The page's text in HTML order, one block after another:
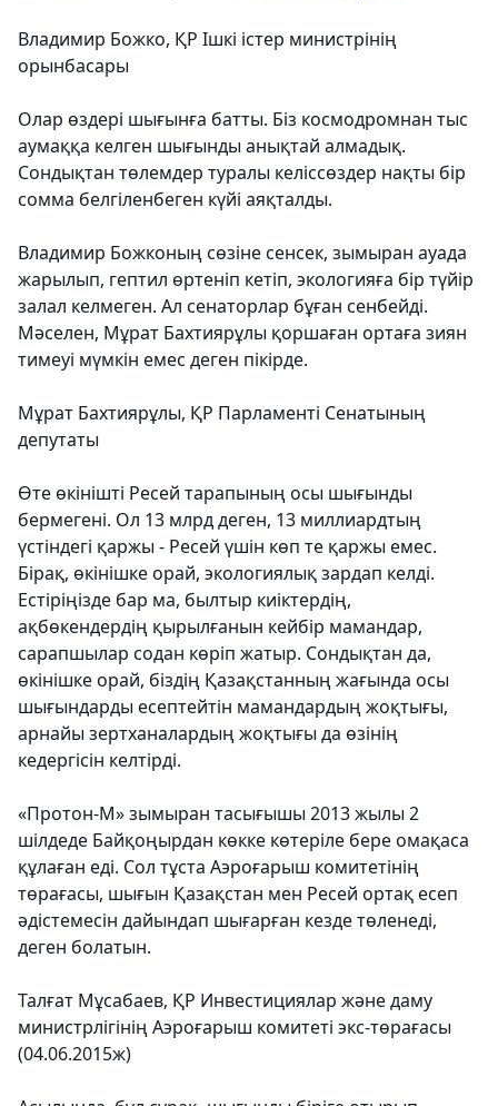
Владимир Божко, ҚР Ішкі істер министрінің
орынбасары
Олар өздері шығынға батты. Біз космодромнан тыс
аумаққа келген шығынды анықтай алмадық.
Сондықтан төлемдер туралы келіссөздер нақты бір
сомма белгіленбеген күйі аяқталды.
Владимир Божконың сөзіне сенсек, зымыран ауада
жарылып, гептил өртеніп кетіп, экологияға бір түйір
залал келмеген. Ал сенаторлар бұған сенбейді.
Мәселен, Мұрат Бахтиярұлы қоршаған ортаға зиян
тимеуі мүмкін емес деген пікірде.
Мұрат Бахтиярұлы, ҚР Парламенті Сенатының
депутаты
Өте өкінішті Ресей тарапының осы шығынды
бермегені. Ол 13 млрд деген, 13 миллиардтың
үстіндегі қаржы - Ресей үшін көп те қаржы емес.
Бірақ, өкінішке орай, экологиялық зардап келді.
Естіріңізде бар ма, былтыр киіктердің,
ақбөкендердің қырылғанын кейбір мамандар,
сарапшылар содан көріп жатыр. Сондықтан да,
өкінішке орай, біздің Қазақстанның жағында осы
шығындарды есептейтін мамандардың жоқтығы,
арнайы зертханалардың жоқтығы да өзінің
кедергісін келтірді.
«Протон-М» зымыран тасығышы 2013 жылы 2
шілдеде Байқоңырдан көкке көтеріле бере омақаса
құлаған еді. Сол тұста Аэроғарыш комитетінің
төрағасы, шығын Қазақстан мен Ресей ортақ есеп
әдістемесін дайындап шығарған кезде төленеді,
деген болатын.
Талғат Мұсабаев, ҚР Инвестициялар және даму
министрлігінің Аэроғарыш комитеті экс-төрағасы
(04.06.2015ж)